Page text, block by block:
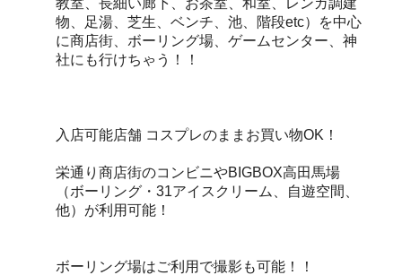
教室、長細い廊下、お茶室、和室、レンガ調建
物、足湯、芝生、ベンチ、池、階段etc）を中心
に商店街、ボーリング場、ゲームセンター、神
社にも行けちゃう！！
入店可能店舗 コスプレのままお買い物OK！
栄通り商店街のコンビニやBIGBOX高田馬場
（ボーリング・31アイスクリーム、自遊空間、
他）が利用可能！
ボーリング場はご利用で撮影も可能！！